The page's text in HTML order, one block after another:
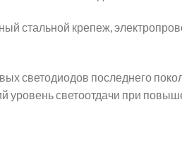
стальной крепеж,
светодиодов последнего
светоотдачи при